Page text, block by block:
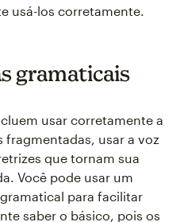
usá-los corretamente.
gramaticais
usar corretamente a
fragmentadas, usar a voz
que tornam sua
Você pode usar um
para facilitar
saber o básico, pois os